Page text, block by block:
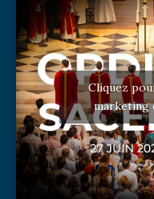
Cliquez
marketing